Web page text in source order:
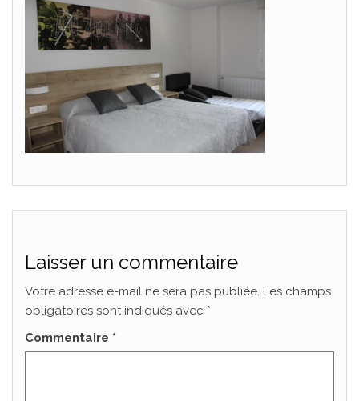
Laisser un commentaire
Votre adresse e-mail ne sera pas publiée. Les champs
obligatoires sont indiqués avec *
Commentaire *